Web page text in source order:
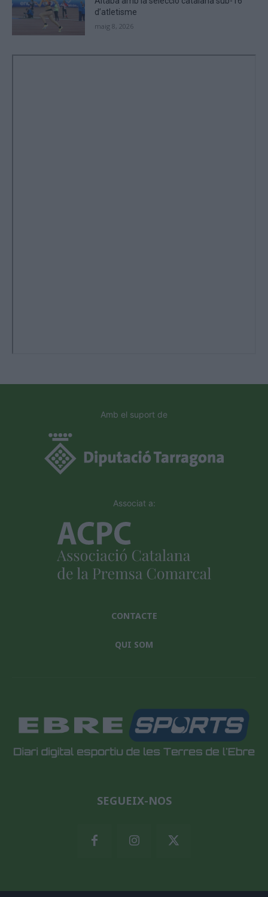
d’atletisme
maig 8, 2026
Amb el suport de
Associat a:
CONTACTE
QUI SOM
SEGUEIX-NOS